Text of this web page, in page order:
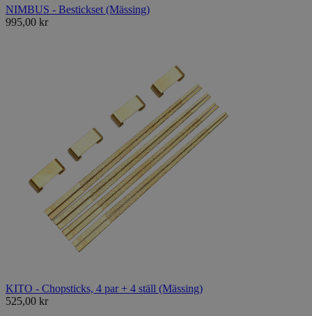
NIMBUS - Bestickset (Mässing)
995,00 kr
KITO - Chopsticks, 4 par + 4 ställ (Mässing)
525,00 kr